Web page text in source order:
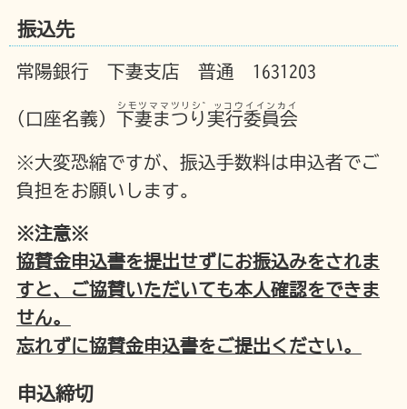
振込先
常陽銀行 下妻支店 普通 1631203
(口座名義) 下妻まつり実行委員会
シモツママツリシ゛ッコウイインカイ
※大変恐縮ですが、振込手数料は申込者でご
負担をお願いします。
※注意※
協賛金申込書を提出せずにお振込みをされま
すと、ご協賛いただいても本人確認をできま
せん。
忘れずに協賛金申込書をご提出ください。
申込締切